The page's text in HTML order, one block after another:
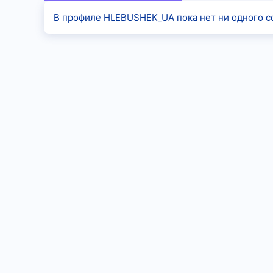
В профиле HLEBUSHEK_UA пока нет ни одного